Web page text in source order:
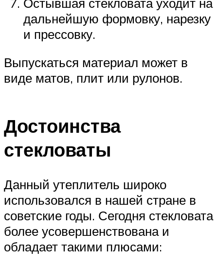
Остывшая стекловата уходит на
дальнейшую формовку, нарезку
и прессовку.
Выпускаться материал может в
виде матов, плит или рулонов.
Достоинства
стекловаты
Данный утеплитель широко
использовался в нашей стране в
советские годы. Сегодня стекловата
более усовершенствована и
обладает такими плюсами: